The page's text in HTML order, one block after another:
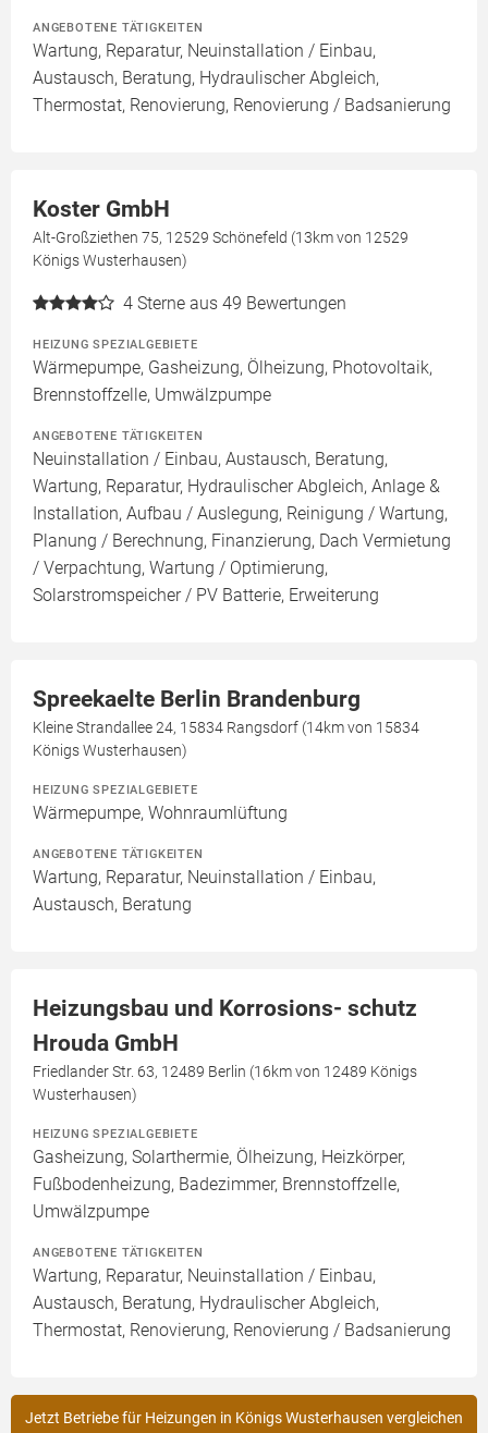
ANGEBOTENE TÄTIGKEITEN
Wartung, Reparatur, Neuinstallation / Einbau,
Austausch, Beratung, Hydraulischer Abgleich,
Thermostat, Renovierung, Renovierung / Badsanierung
Koster GmbH
Alt-Großziethen 75, 12529 Schönefeld (13km von 12529
Königs Wusterhausen)
4 Sterne aus 49 Bewertungen
HEIZUNG SPEZIALGEBIETE
Wärmepumpe, Gasheizung, Ölheizung, Photovoltaik,
Brennstoffzelle, Umwälzpumpe
ANGEBOTENE TÄTIGKEITEN
Neuinstallation / Einbau, Austausch, Beratung,
Wartung, Reparatur, Hydraulischer Abgleich, Anlage &
Installation, Aufbau / Auslegung, Reinigung / Wartung,
Planung / Berechnung, Finanzierung, Dach Vermietung
/ Verpachtung, Wartung / Optimierung,
Solarstromspeicher / PV Batterie, Erweiterung
Spreekaelte Berlin Brandenburg
Kleine Strandallee 24, 15834 Rangsdorf (14km von 15834
Königs Wusterhausen)
HEIZUNG SPEZIALGEBIETE
Wärmepumpe, Wohnraumlüftung
ANGEBOTENE TÄTIGKEITEN
Wartung, Reparatur, Neuinstallation / Einbau,
Austausch, Beratung
Heizungsbau und Korrosions- schutz
Hrouda GmbH
Friedlander Str. 63, 12489 Berlin (16km von 12489 Königs
Wusterhausen)
HEIZUNG SPEZIALGEBIETE
Gasheizung, Solarthermie, Ölheizung, Heizkörper,
Fußbodenheizung, Badezimmer, Brennstoffzelle,
Umwälzpumpe
ANGEBOTENE TÄTIGKEITEN
Wartung, Reparatur, Neuinstallation / Einbau,
Austausch, Beratung, Hydraulischer Abgleich,
Thermostat, Renovierung, Renovierung / Badsanierung
Jetzt Betriebe für Heizungen in Königs Wusterhausen vergleichen